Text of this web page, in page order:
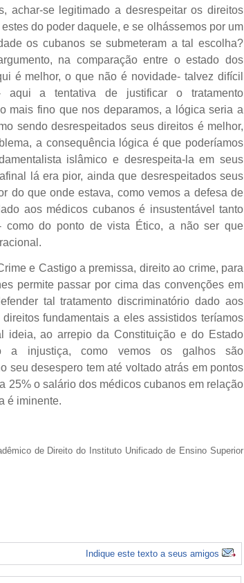
achar-se legitimado a desrespeitar os direitos
do poder daquele, e se olhássemos por um
os cubanos se submeteram a tal escolha?
na comparação entre o estado dos
é melhor, o que não é novidade- talvez difícil
a tentativa de justificar o tratamento
mais fino que nos deparamos, a lógica seria a
sendo desrespeitados seus direitos é melhor,
a consequência lógica é que poderíamos
islâmico e desrespeita-la em seus
lá era pior, ainda que desrespeitados seus
do que onde estava, como vemos a defesa de
aos médicos cubanos é insustentável tanto
como do ponto de vista Ético, a não ser que
e Castigo a premissa, direito ao crime, para
permite passar por cima das convenções em
tal tratamento discriminatório dado aos
fundamentais a eles assistidos teríamos
ideia, ao arrepio da Constituição e do Estado
a injustiça, como vemos os galhos são
seu desespero tem até voltado atrás em pontos
25% o salário dos médicos cubanos em relação
é iminente.
de Direito do Instituto Unificado de Ensino Superior
Indique este texto a seus amigos